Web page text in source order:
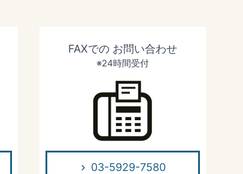
FAXでの お問い合わせ
※24時間受付
03-5929-7580